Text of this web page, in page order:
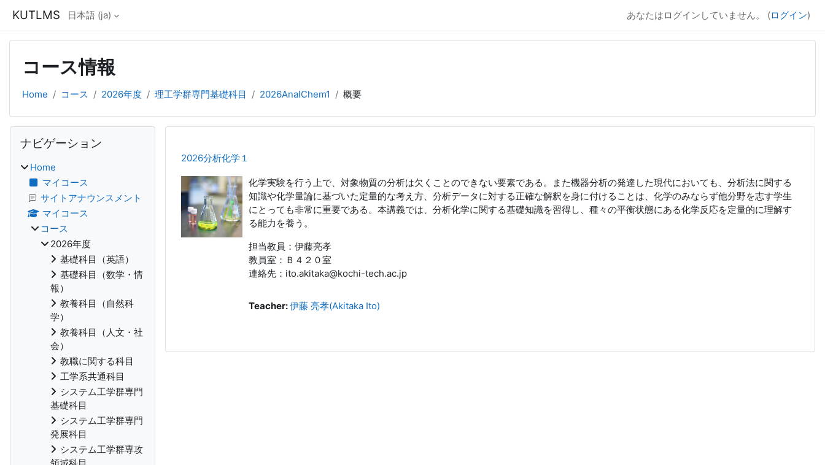
KUTLMS 日本語 ‎(ja)‎ あなたはログインしていません。 (ログイン)
コース情報
Home コース 2026年度 理工学群専門基礎科目 2026AnalChem1 概要
2026分析化学１
化学実験を行う上で、対象物質の分析は欠くことのできない要素である。また機器分析の発達した現代においても、分析法に関する
知識や化学量論に基づいた定量的な考え方、分析データに対する正確な解釈を身に付けることは、化学のみならず他分野を志す学生
にとっても非常に重要である。本講義では、分析化学に関する基礎知識を習得し、種々の平衡状態にある化学反応を定量的に理解す
る能力を養う。
担当教員：伊藤亮孝
教員室：Ｂ４２０室
連絡先：ito.akitaka@kochi-tech.ac.jp
Teacher:伊藤 亮孝(Akitaka Ito)
ブロック
ナビゲーション
Home
マイコース
サイトアナウンスメント
マイコース
コース
2026年度
基礎科目（英語）
基礎科目（数学・情
報）
教養科目（自然科
学）
教養科目（人文・社
会）
教職に関する科目
工学系共通科目
システム工学群専門
基礎科目
システム工学群専門
発展科目
システム工学群専攻